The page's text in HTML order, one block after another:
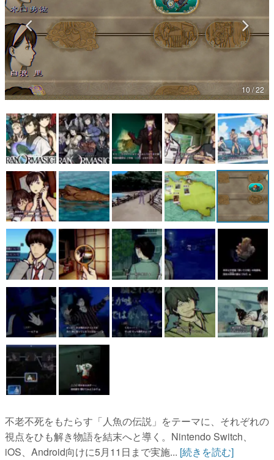
ゲームが変えた日本語
「経験値」「裏技」「ラスボス」… ゲームにまつわる言葉
の起源や用法の変遷を、コンピューター文化史研究家・タ
イニーP氏が徹底調査。
カテゴリ
マンガ
女性向け
アプリレビュー
その他
電ファミニコゲーマーとは？
運営：株式会社マレ
10 / 22
不老不死をもたらす「人魚の伝説」をテーマに、それぞれの
視点をひも解き物語を結末へと導く。Nintendo Switch、
iOS、Android向けに5月11日まで実施... [続きを読む]